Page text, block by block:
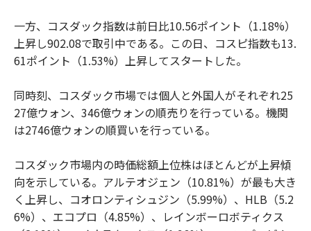
一方、コスダック指数は前日比10.56ポイント（1.18%）
上昇し902.08で取引中である。この日、コスピ指数も13.
61ポイント（1.53%）上昇してスタートした。
同時刻、コスダック市場では個人と外国人がそれぞれ25
27億ウォン、346億ウォンの順売りを行っている。機関
は2746億ウォンの順買いを行っている。
コスダック市場内の時価総額上位株はほとんどが上昇傾
向を示している。アルテオジェン（10.81%）が最も大き
く上昇し、コオロンティシュジン（5.99%）、HLB（5.2
6%）、エコプロ（4.85%）、レインボーロボティクス